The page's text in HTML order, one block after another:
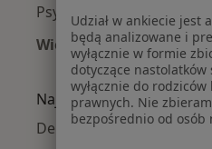
Psycholodzy Krowodrza
Więcej (14)
Więcej w kategorii:
Najczęście leczone
Depresja w Krakowie
Udział w ankiecie jest
będą analizowane i
wyłącznie w formie
dotyczące nastolatków
wyłącznie do
prawnych. Nie
bezpośrednio od osób